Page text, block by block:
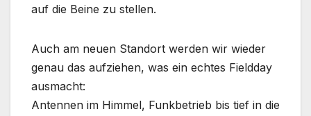
auf die Beine zu stellen.
Auch am neuen Standort werden wir wieder
genau das aufziehen, was ein echtes Fieldday
ausmacht:
Antennen im Himmel, Funkbetrieb bis tief in die